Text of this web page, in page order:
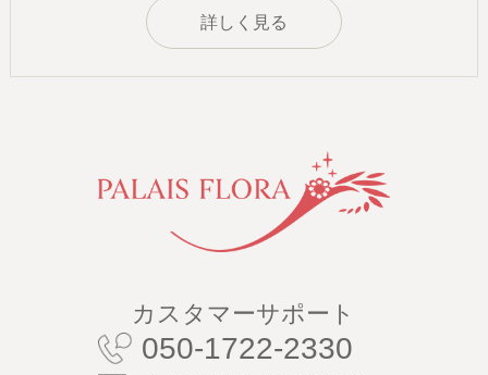
詳しく見る
カスタマーサポート
050-1722-2330